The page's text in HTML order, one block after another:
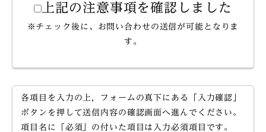
上記の注意事項を確認しました
※チェック後に、お問い合わせの送信が可能となりま
す。
各項目を入力の上，フォームの真下にある「入力確認」
ボタンを押して送信内容の確認画面へ進んでください。
項目名に「必須」の付いた項目は入力必須項目です。